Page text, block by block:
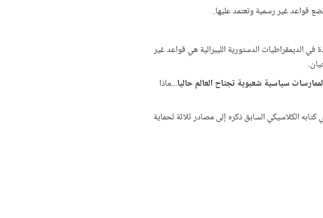
قواعد غير رسمية وتعتمد عليها.
في الديمقراطيات الدستورية الليبرالية هي قواعد غير
لممارسات سياسية شعبوية تجتاح العالم حاليا...ماذا
الكلاسيكي السابق ذكره إلى مصادر ثلاثة لحماية